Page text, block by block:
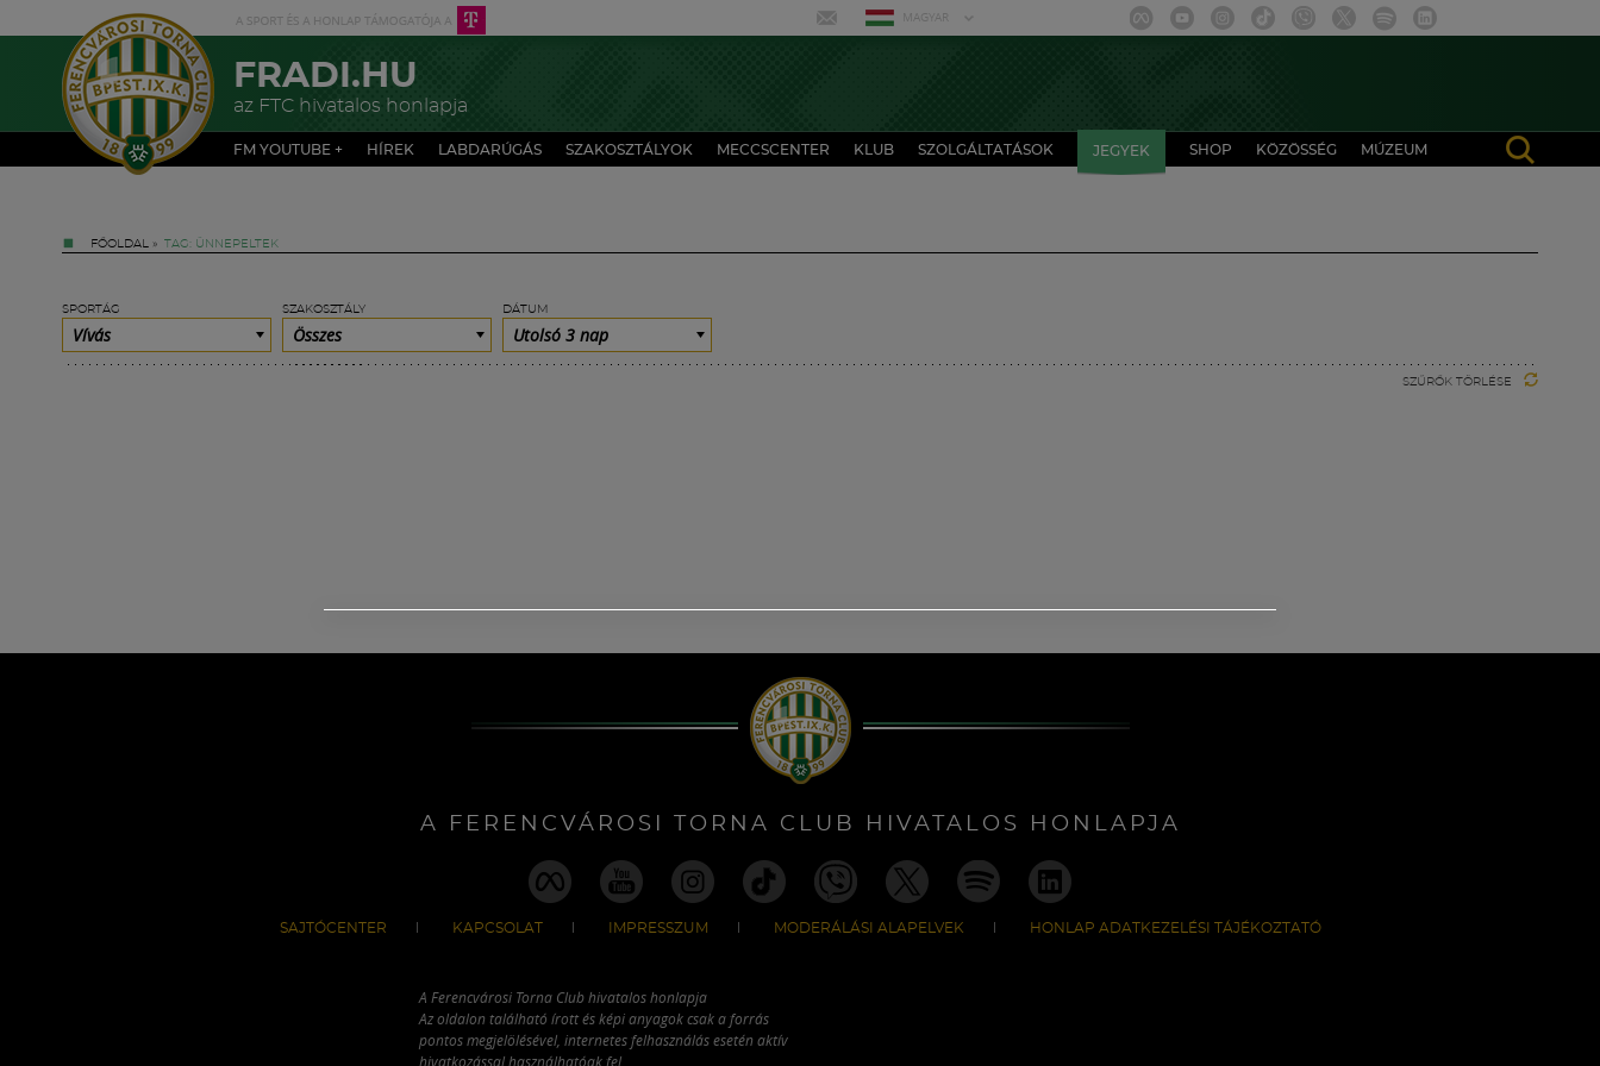
MAGYAR
FRADI.HU
az FTC hivatalos honlapja
FM YOUTUBE + HÍREK LABDARÚGÁS SZAKOSZTÁLYOK MECCSCENTER KLUB SZOLGÁLTATÁSOK JEGYEK SHOP KÖZÖSSÉG MÚZEUM
FŐOLDAL » TAG: ÜNNEPELTEK
SPORTÁG
Vívás
SZAKOSZTÁLY
Összes
DÁTUM
Utolsó 3 nap
SZŰRŐK TÖRLÉSE
A FERENCVÁROSI TORNA CLUB HIVATALOS HONLAPJA
SAJTÓCENTER KAPCSOLAT IMPRESSZUM MODERÁLÁSI ALAPELVEK HONLAP ADATKEZELÉSI TÁJÉKOZTATÓ
A Ferencvárosi Torna Club hivatalos honlapja
Az oldalon található írott és képi anyagok csak a forrás
pontos megjelölésével, internetes felhasználás esetén aktív
hivatkozással használhatóak fel.